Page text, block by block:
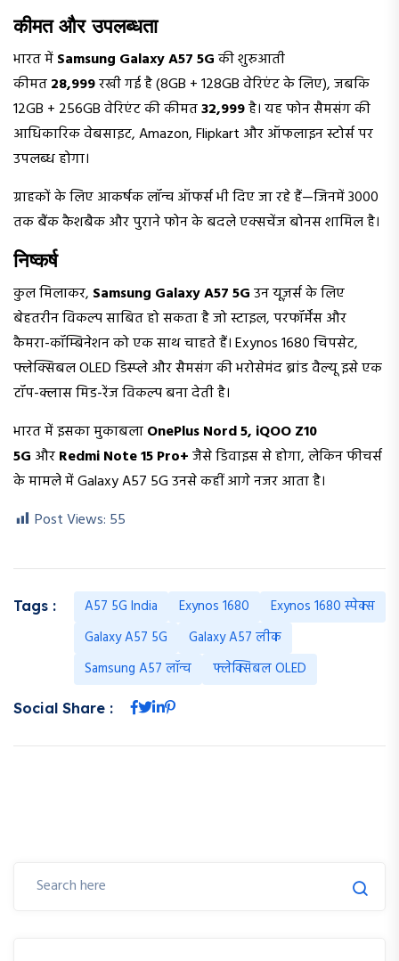
कीमत और उपलब्धता
भारत मेंSamsung Galaxy A57 5Gकी शुरुआती
कीमत₹28,999रखी गई है (8GB + 128GB वेरिएंट के लिए), जबकि
12GB + 256GB वेरिएंट की कीमत₹32,999है। यह फोन सैमसंग की
आधिकारिक वेबसाइट, Amazon, Flipkart और ऑफलाइन स्टोर्स पर
उपलब्ध होगा।
ग्राहकों के लिए आकर्षक लॉन्च ऑफर्स भी दिए जा रहे हैं—जिनमें ₹3000
तक बैंक कैशबैक और पुराने फोन के बदले एक्सचेंज बोनस शामिल है।
निष्कर्ष
कुल मिलाकर, Samsung Galaxy A57 5Gउन यूज़र्स के लिए
बेहतरीन विकल्प साबित हो सकता है जो स्टाइल, परफॉर्मेंस और
कैमरा-कॉम्बिनेशन को एक साथ चाहते हैं। Exynos 1680 चिपसेट,
फ्लेक्सिबल OLED डिस्प्ले और सैमसंग की भरोसेमंद ब्रांड वैल्यू इसे एक
टॉप-क्लास मिड-रेंज विकल्प बना देती है।
भारत में इसका मुकाबलाOnePlus Nord 5, iQOO Z10
5G औरRedmi Note 15 Pro+जैसे डिवाइस से होगा, लेकिन फीचर्स
के मामले में Galaxy A57 5G उनसे कहीं आगे नजर आता है।
Post Views: 55
Tags : A57 5G India Exynos 1680
Exynos 1680 स्पेक्स
Galaxy A57 5G
Galaxy A57 लीक
Samsung A57 लॉन्च
फ्लेक्सिबल OLED
Social Share :